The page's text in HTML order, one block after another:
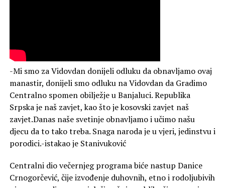
-Mi smo za Vidovdan donijeli odluku da obnavljamo ovaj
manastir, donijeli smo odluku na Vidovdan da Gradimo
Centralno spomen obilježje u Banjaluci. Republika
Srpska je naš zavjet, kao što je kosovski zavjet naš
zavjet.Danas naše svetinje obnavljamo i učimo našu
djecu da to tako treba. Snaga naroda je u vjeri, jedinstvu i
porodici.-istakao je Stanivuković
Centralni dio večernjeg programa biće nastup Danice
Crnogorčević, čije izvođenje duhovnih, etno i rodoljubivih